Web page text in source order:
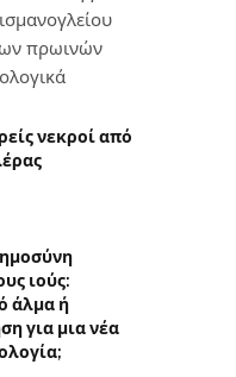
πρωινών
νεκροί από
ιούς:
άλμα ή
για μια νέα